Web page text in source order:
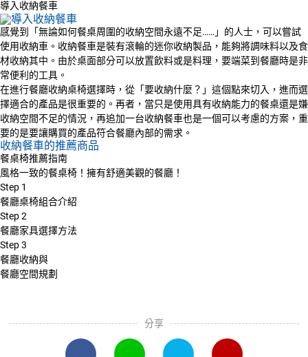
導入收納餐車
感覺到「無論如何餐桌周圍的收納空間永遠不足……」的人士，可以嘗試
使用收納車。收納餐車是裝有滾輪的迷你收納製品，能夠將調味料以及食
材收納其中。由於桌面部分可以放置飲料或是料理，要端菜到餐廳時是非
常便利的工具。
在進行餐廳收納桌椅選擇時，從「要收納什麼？」這個點來切入，進而選
擇適合的產品是很重要的。再者，當只是使用具有收納能力的餐桌還是嫌
收納空間不足的情況，再追加一台收納餐車也是一個可以考慮的方案，重
要的是要讓購買的產品符合餐廳內部的需求。
收納餐車的推薦商品
餐桌椅推薦指南
風格一致的餐桌椅！擁有舒適美觀的餐廳！
Step 1
餐廳桌椅組合介紹
Step2
餐廳家具選擇方法
Step3
餐廳收納與
餐廳空間規劃
分享